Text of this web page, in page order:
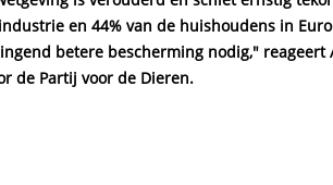
en 44% van de huishoudens in
betere bescherming nodig," reageert
de Partij voor de Dieren.